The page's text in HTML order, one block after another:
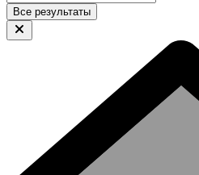
Все результаты